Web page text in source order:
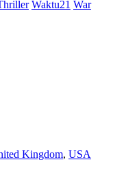
Waktu21 War
Kingdom, USA